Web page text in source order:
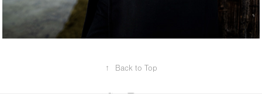
↑ Back to Top